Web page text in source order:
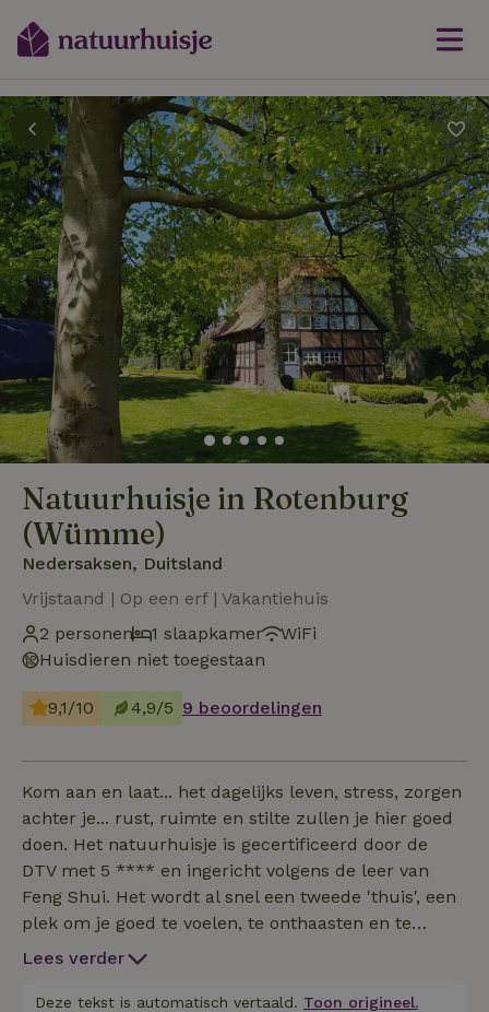
Natuurhuisje in Rotenburg
(Wümme)
Nedersaksen, Duitsland
Vrijstaand | Op een erf | Vakantiehuis
2 personen
1 slaapkamer
WiFi
Huisdieren niet toegestaan
9,1/10 4,9/5 9 beoordelingen
Kom aan en laat... het dagelijks leven, stress, zorgen
achter je... rust, ruimte en stilte zullen je hier goed
doen. Het natuurhuisje is gecertificeerd door de
DTV met 5 **** en ingericht volgens de leer van
Feng Shui. Het wordt al snel een tweede 'thuis', een
plek om je goed te voelen, te onthaasten en te
genieten. Hier is de huurder altijd de enige gast. En
Lees verder
Deze tekst is automatisch vertaald. Toon origineel.